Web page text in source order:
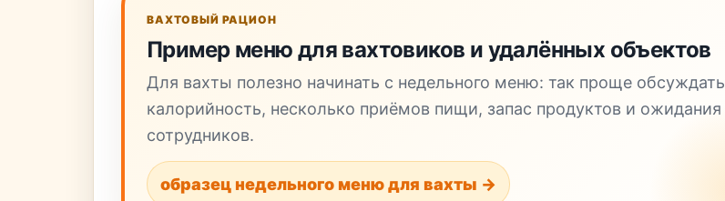
ВАХТОВЫЙ РАЦИОН
Пример меню для вахтовиков и удалённых объектов
Для вахты полезно начинать с недельного меню: так проще обсуждать
калорийность, несколько приёмов пищи, запас продуктов и ожидания
сотрудников.
образец недельного меню для вахты →